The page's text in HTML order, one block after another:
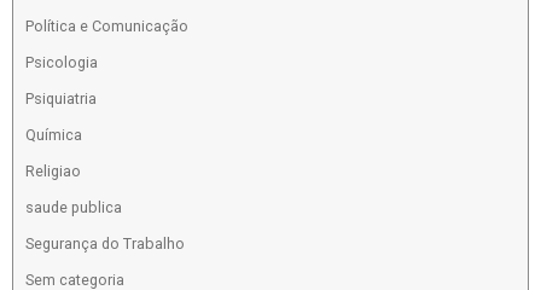
Política e Comunicação
Psicologia
Psiquiatria
Química
Religiao
saude publica
Segurança do Trabalho
Sem categoria